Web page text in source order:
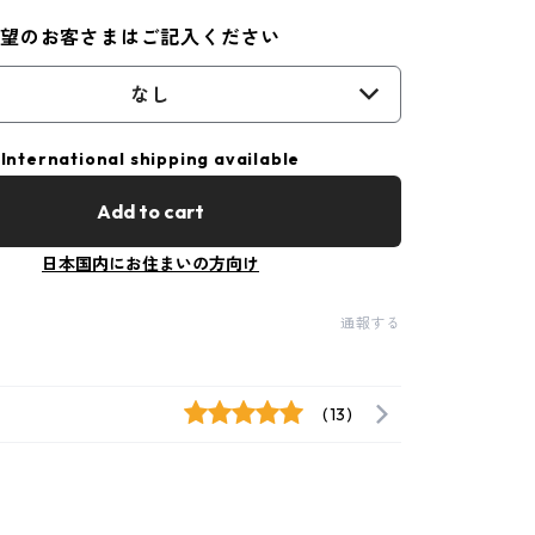
のお客さまはご記入ください
なし
International shipping available
Add to cart
日本国内にお住まいの方向け
通報する
(13)